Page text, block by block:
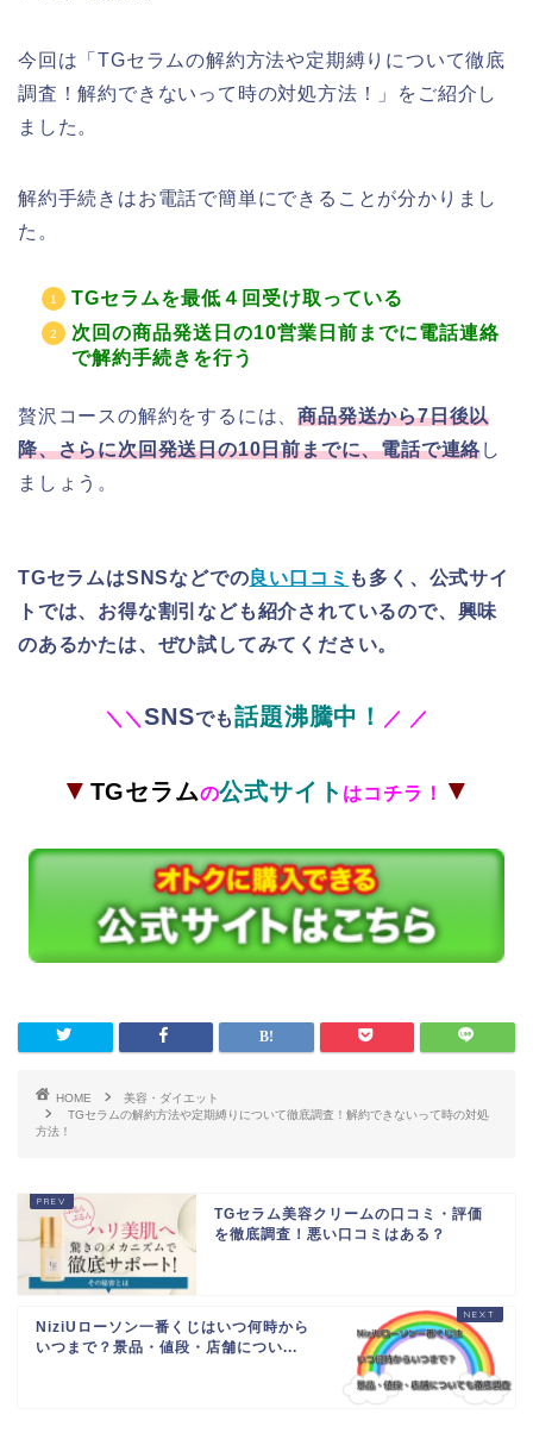
今回は「TGセラムの解約方法や定期縛りについて徹底
調査！解約できないって時の対処方法！」をご紹介し
ました。
解約手続きはお電話で簡単にできることが分かりまし
た。
TGセラムを最低４回受け取っている
次回の商品発送日の10営業日前までに電話連絡
で解約手続きを行う
贅沢コースの解約をするには、商品発送から7日後以
降、さらに次回発送日の10日前までに、電話で連絡し
ましょう。
TGセラムはSNSなどでの 良い口コミ も多く、公式サイ
トでは、お得な割引なども紹介されているので、興味
のあるかたは、ぜひ試してみてください。
＼ ＼SNSでも話題沸騰中！ ／ ／
▼ TGセラムの公式サイト はコチラ！ ▼
HOME
美容・ダイエット
TGセラムの解約方法や定期縛りについて徹底調査！解約できないって時の対処
方法！
TGセラム美容クリームの口コミ・評価
を徹底調査！悪い口コミはある？
NiziUローソン一番くじはいつ何時から
いつまで？景品・値段・店舗につい...